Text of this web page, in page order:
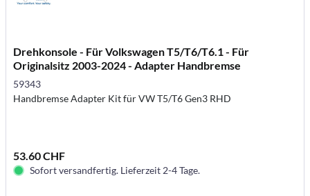
Drehkonsole - Für Volkswagen T5/T6/T6.1 - Für
Originalsitz 2003-2024 - Adapter Handbremse
Rechtslenk
59343
Handbremse Adapter Kit für VW T5/T6 Gen3 RHD
53.60 CHF
Sofort versandfertig. Lieferzeit 2-4 Tage.